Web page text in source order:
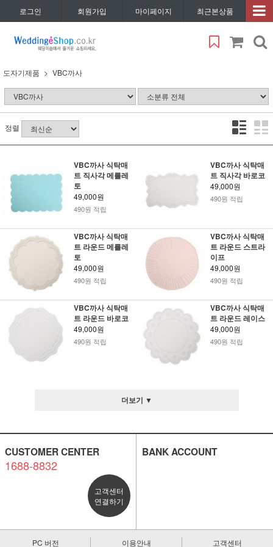
로그인 회원가입 마이페이지 최근본상품
도자기제품 VBC까사
정렬
VBC까사 식탁매
트 직사각 메를레
토
49,000원
490원 적립
VBC까사 식탁매
트 직사각 바로코
49,000원
490원 적립
VBC까사 식탁매
트 라운드 메를레
토
49,000원
490원 적립
VBC까사 식탁매
트 라운드 스트라
이프
49,000원
490원 적립
VBC까사 식탁매
트 라운드 바로코
49,000원
490원 적립
VBC까사 식탁매
트 라운드 레이스
49,000원
490원 적립
더보기 ▼
CUSTOMER CENTER
1688-8832
고객센터
연결하기
BANK ACCOUNT
PC 버전 이용안내 고객센터